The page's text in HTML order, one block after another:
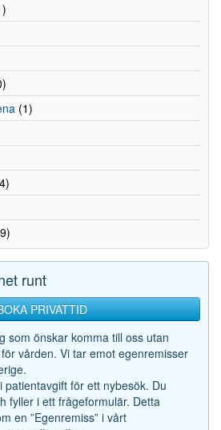
(1)
runt
PRIVATTID
som önskar komma till oss utan
vården. Vi tar emot egenremisser
patientavgift för ett nybesök. Du
fyller i ett frågeformulär. Detta
en ”Egenremiss” i vårt